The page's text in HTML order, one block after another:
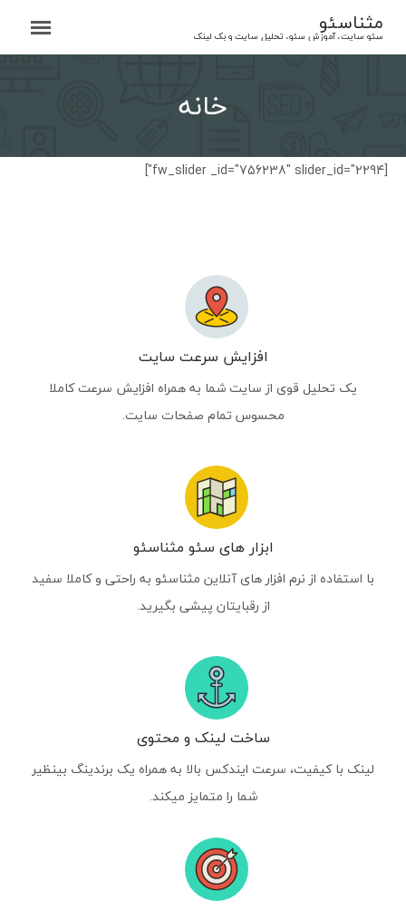
content
مثناسئو
سئو سایت، آموزش سئو، تحلیل سایت و بک لینک
خانه
[fw_slider _id="756238" slider_id="2294"]
افزایش سرعت سایت
یک تحلیل قوی از سایت شما به همراه افزایش سرعت کاملا
محسوس تمام صفحات سایت.
ابزار های سئو مثناسئو
با استفاده از نرم افزار های آنلاین مثناسئو به راحتی و کاملا سفید
از رقبایتان پیشی بگیرید.
ساخت لینک و محتوی
لینک با کیفیت، سرعت ایندکس بالا به همراه یک برندینگ بینظیر
شما را متمایز میکند.